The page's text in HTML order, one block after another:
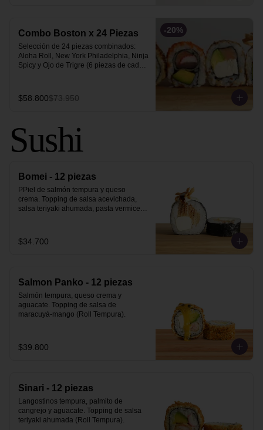
-20%
Combo Boston x 24 Piezas
Selección de 24 piezas combinados:
Aloha Roll, New York Philadelphia, Ninja
Spicy y Ojo de Trigre (6 piezas de cada
$58.800$73.950
Sushi
Bomei - 12 piezas
PPiel de salmón tempura y queso
crema. Topping de salsa acevichada,
salsa teriyaki ahumada, pasta vermicelli
$34.700
Salmon Panko - 12 piezas
Salmón tempura, queso crema y
aguacate. Topping de salsa de
maracuyá-mango (Roll Tempura).
$39.800
Sinari - 12 piezas
Langostinos tempura, palmito de
cangrejo y aguacate. Topping de salsa
teriyaki ahumada (Roll Tempura).